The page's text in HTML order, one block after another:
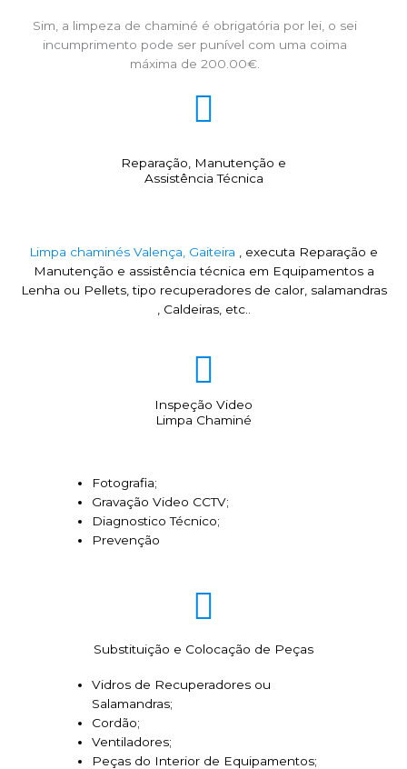
Sim, a limpeza de chaminé é obrigatória por lei, o sei
incumprimento pode ser punível com uma coima
máxima de 200.00€.
Reparação, Manutenção e
Assistência Técnica
Limpa chaminés Valença, Gaiteira , executa Reparação e
Manutenção e assistência técnica em Equipamentos a
Lenha ou Pellets, tipo recuperadores de calor, salamandras
, Caldeiras, etc..
Inspeção Video
Limpa Chaminé
Fotografia;
Gravação Video CCTV;
Diagnostico Técnico;
Prevenção
Substituição e Colocação de Peças
Vidros de Recuperadores ou
Salamandras;
Cordão;
Ventiladores;
Peças do Interior de Equipamentos;